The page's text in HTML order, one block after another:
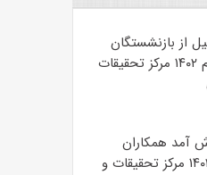
از بازنشستگان
فرهیخته نیمه دوم ۱۴۰۲ مرکز تحقیقات
آمد همکاران
استخدامی سال ۱۴۰۲ مرکز تحقیقات و